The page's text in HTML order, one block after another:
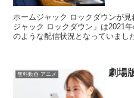
ホームジャック ロックダウンが
ジャック ロックダウン」は2021
のような配信状況となっていまし
無料動画 アニメ 劇場